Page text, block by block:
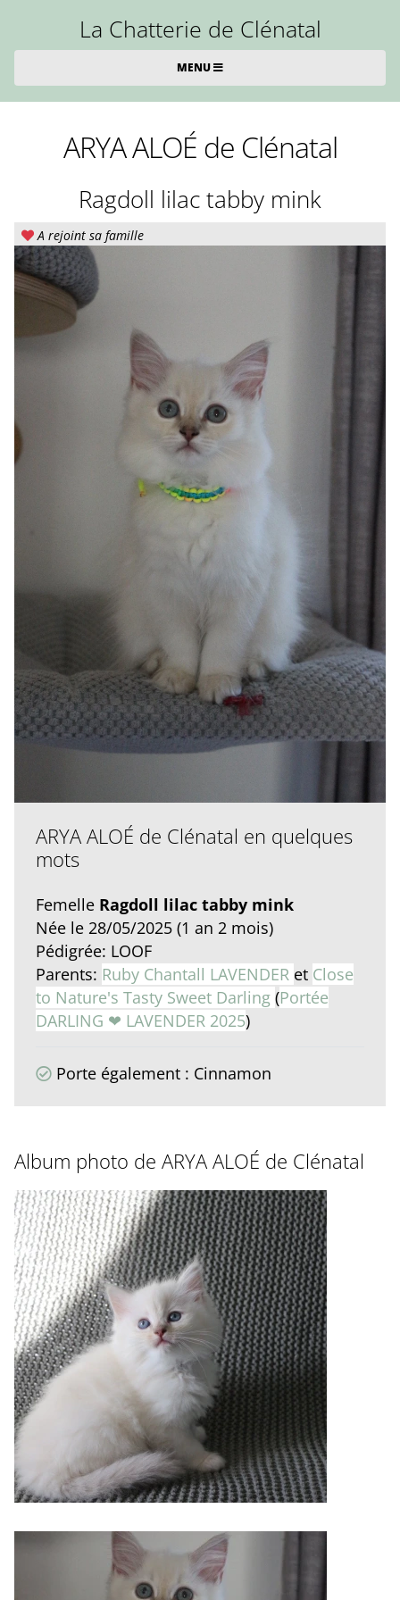
La Chatterie de Clénatal
MENU
ARYA ALOÉ de Clénatal
Ragdoll lilac tabby mink
A rejoint sa famille
ARYA ALOÉ de Clénatal en quelques
mots
Femelle Ragdoll lilac tabby mink
Née le 28/05/2025 (1 an 2 mois)
Pédigrée: LOOF
Parents: Ruby Chantall LAVENDER et Close
to Nature's Tasty Sweet Darling (Portée
DARLING ❤ LAVENDER 2025)
Porte également : Cinnamon
Album photo de ARYA ALOÉ de Clénatal